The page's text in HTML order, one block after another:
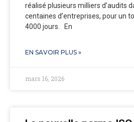
réalisé plusieurs milliers d’audits
centaines d’entreprises, pour un
4000 jours. En
EN SAVOIR PLUS »
mars 16, 2026